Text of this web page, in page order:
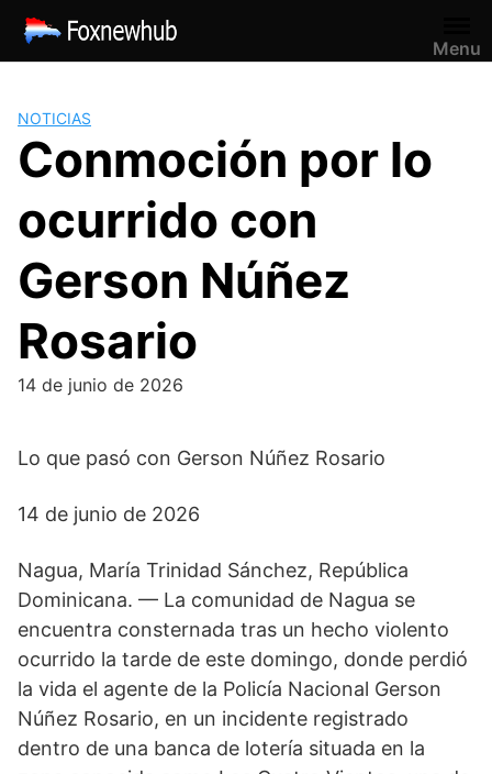
Saltar
contenido
Menu
NOTICIAS
Conmoción por lo
ocurrido con
Gerson Núñez
Rosario
14 de junio de 2026
Lo que pasó con Gerson Núñez Rosario
14 de junio de 2026
Nagua, María Trinidad Sánchez, República
Dominicana. — La comunidad de Nagua se
encuentra consternada tras un hecho violento
ocurrido la tarde de este domingo, donde perdió
la vida el agente de la Policía Nacional Gerson
Núñez Rosario, en un incidente registrado
dentro de una banca de lotería situada en la